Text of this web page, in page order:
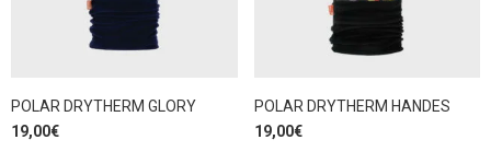
POLAR DRYTHERM GLORY
19,00€
POLAR DRYTHERM HANDES
19,00€